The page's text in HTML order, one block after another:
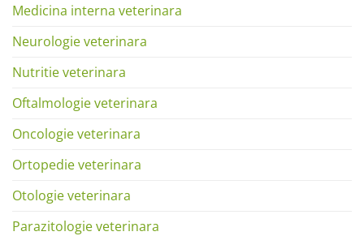
Medicina interna veterinara
Neurologie veterinara
Nutritie veterinara
Oftalmologie veterinara
Oncologie veterinara
Ortopedie veterinara
Otologie veterinara
Parazitologie veterinara